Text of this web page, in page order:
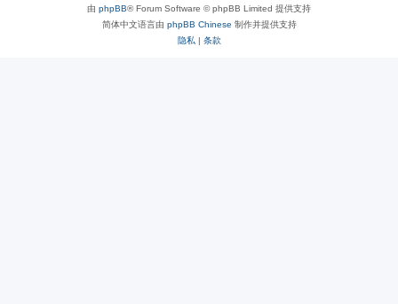
由 phpBB® Forum Software © phpBB Limited 提供支持
简体中文语言由 phpBB Chinese 制作并提供支持
隐私 | 条款